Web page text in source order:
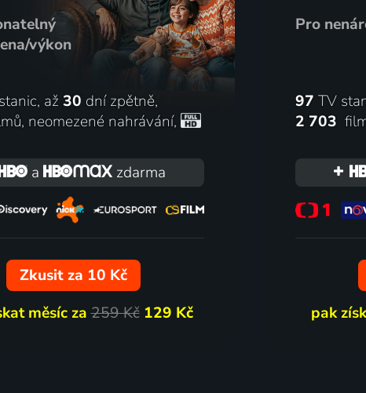
výkon
až 30 dní zpětně,
, neomezené nahrávání,
a zdarma
Zkusit za 10 Kč
měsíc za259 Kč 129 Kč
Pro
97 TV
2 703
pak